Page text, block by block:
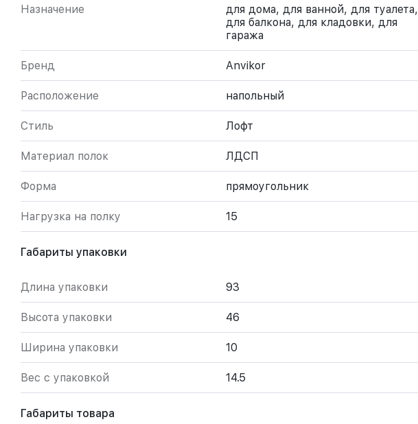
Назначение
для дома, для ванной, для туалета,
для балкона, для кладовки, для
гаража
Бренд Anvikor
Расположение напольный
Стиль Лофт
Материал полок ЛДСП
Форма прямоугольник
Нагрузка на полку 15
Габариты упаковки
Длина упаковки 93
Высота упаковки 46
Ширина упаковки 10
Вес с упаковкой 14.5
Габариты товара